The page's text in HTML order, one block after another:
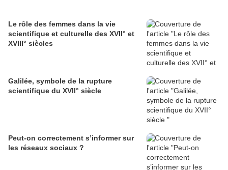
Le rôle des femmes dans la vie
scientifique et culturelle des XVII° et
XVIII° siècles
Galilée, symbole de la rupture
scientifique du XVII° siècle
Peut-on correctement s’informer sur
les réseaux sociaux ?